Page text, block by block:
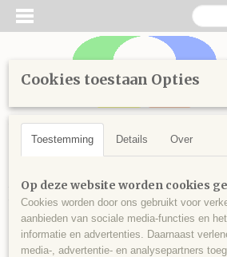
Inloggen Registreren
Home >Kinderen>Bouwen>Building
Cookies toestaan Opties
Toestemming Details Over
Op deze website worden cookies
Cookies worden door ons gebruikt voor
aanbieden van sociale media-functies en
informatie en advertenties. Daarnaast
media-, advertentie- en analysepartners